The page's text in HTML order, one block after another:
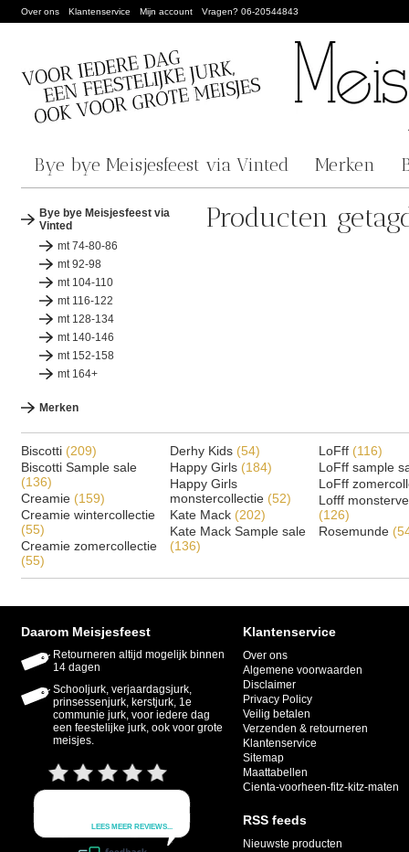
Over ons Klantenservice Mijn account Vragen? 06-20544843
Bye bye Meisjesfeest via Vinted Merken
Bye bye Meisjesfeest via
Vinted
mt 74-80-86
mt 92-98
mt 104-110
mt 116-122
mt 128-134
mt 140-146
mt 152-158
mt 164+
Merken
Producten
Biscotti (209)
Biscotti Sample sale
(136)
Creamie (159)
Creamie wintercollectie
(55)
Creamie zomercollectie
(55)
Derhy Kids (54)
Happy Girls (184)
Happy Girls
monstercollectie (52)
Kate Mack (202)
Kate Mack Sample sale
(136)
LoFff (116)
LoFff sample
LoFff
Lofff
(126)
Rosemunde
Daarom Meisjesfeest
Retourneren altijd mogelijk binnen
14 dagen
Schooljurk, verjaardagsjurk,
prinsessenjurk, kerstjurk, 1e
communie jurk, voor iedere dag
een feestelijke jurk, ook voor grote
meisjes.
Klantenservice
Over ons
Algemene voorwaarden
Disclaimer
Privacy Policy
Veilig betalen
Verzenden & retourneren
Klantenservice
Sitemap
Maattabellen
Cienta-voorheen-fitz-kitz-maten
RSS feeds
Nieuwste producten